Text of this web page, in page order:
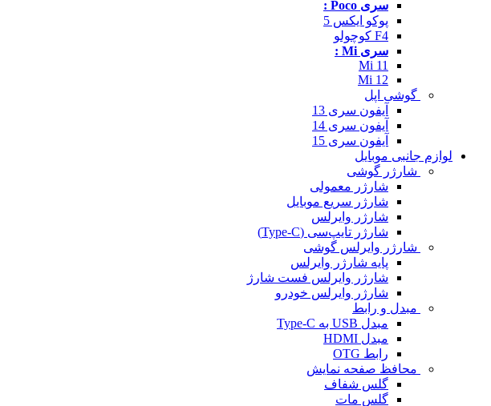
سری Poco :
پوکو ایکس 5
F4 کوچولو
سری Mi :
Mi 11
Mi 12
گوشی اپل
آیفون سری 13
آیفون سری 14
آیفون سری 15
لوازم جانبی موبایل
شارژر گوشی
شارژر معمولی
شارژر سریع موبایل
شارژر وایرلس
شارژر تایپ‌سی (Type-C)
شارژر وایرلس گوشی
پایه شارژر وایرلس
شارژر وایرلس فست شارژ
شارژر وایرلس خودرو
مبدل و رابط
مبدل USB به Type-C
مبدل HDMI
رابط OTG
محافظ صفحه نمایش
گلس شفاف
گلس مات